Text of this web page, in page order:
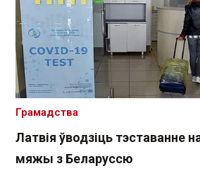
Латвія ўводзіць тэставанне
мяжы з Беларуссю
Грамадства